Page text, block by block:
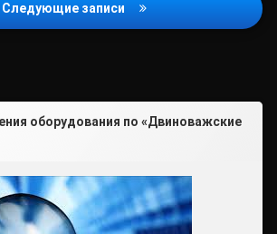
Следующие записи
оборудования по «Двиноважские